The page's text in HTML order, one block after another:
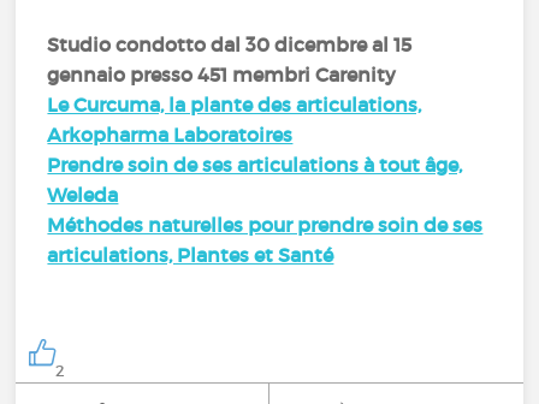
Studio condottodal 30 dicembre al 15
gennaio presso 451 membri Carenity
Le Curcuma, la plante des articulations,
Arkopharma Laboratoires
Prendre soin de ses articulations à tout âge,
Weleda
Méthodes naturelles pour prendre soin de ses
articulations, Plantes et Santé
2